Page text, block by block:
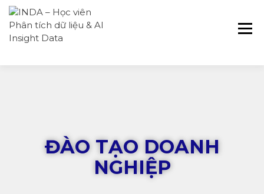
liệu & AI chuyên sâu cho ngành ngân
hàng – bảo hiểm – chứng khoán và
ĐÀO TẠO DOANH
NGHIỆP